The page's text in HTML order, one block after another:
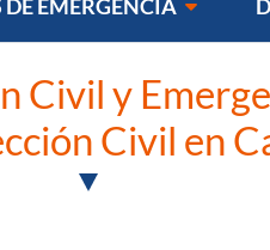
EMERGENCIA
Civil y
Civil en